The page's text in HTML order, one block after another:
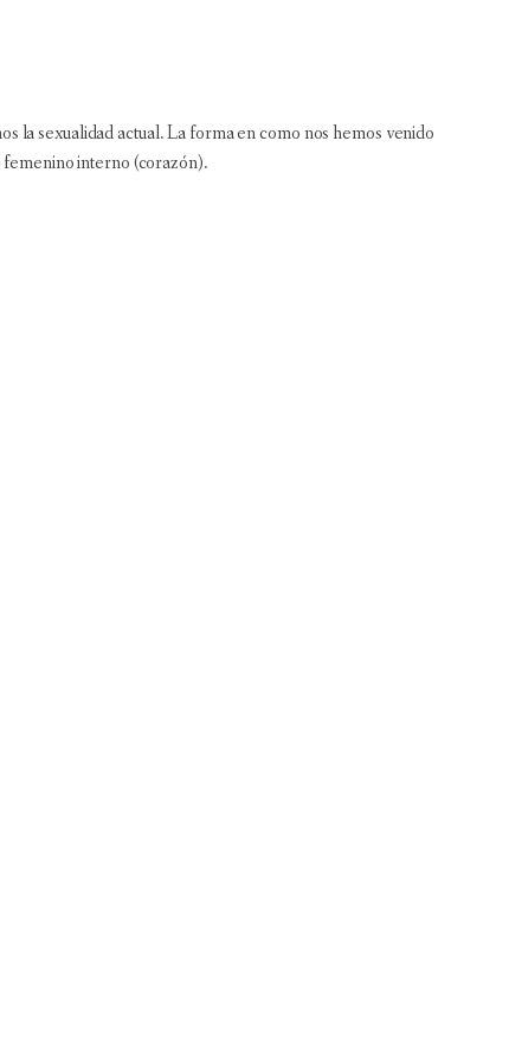
la sexualidad actual. La forma en como nos hemos venido
femenino interno (corazón).